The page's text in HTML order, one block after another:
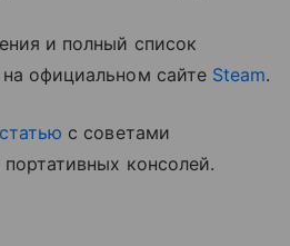
и полный список
официальном сайте Steam.
статью с советами
консолей.